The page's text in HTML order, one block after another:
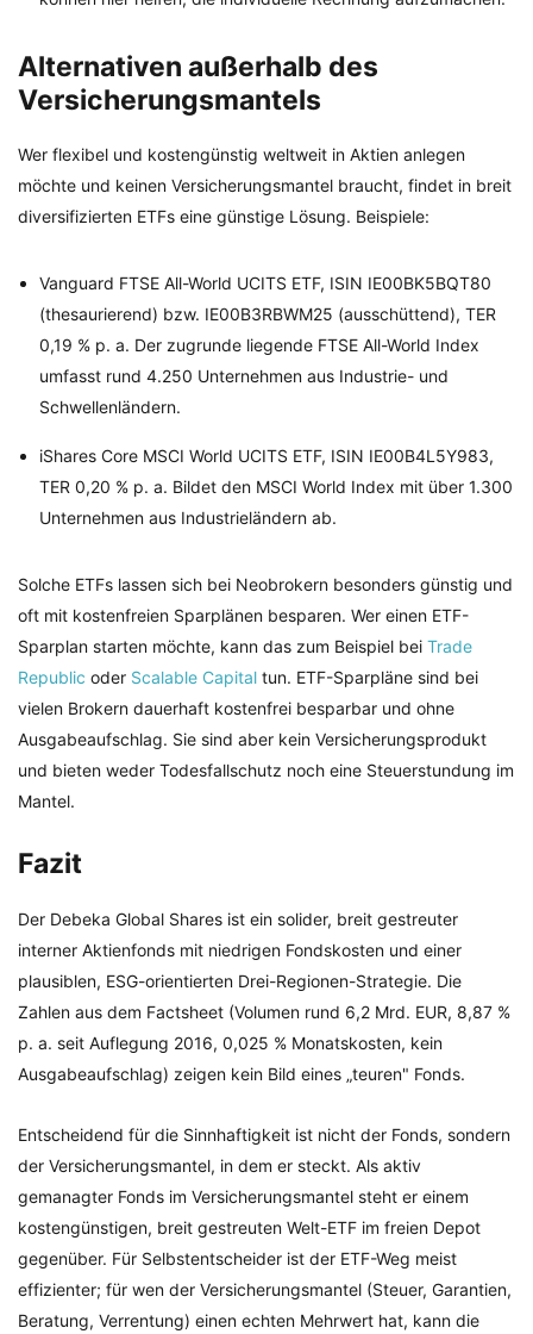
Alternativen außerhalb des
Versicherungsmantels
Wer flexibel und kostengünstig weltweit in Aktien anlegen
möchte und keinen Versicherungsmantel braucht, findet in breit
diversifizierten ETFs eine günstige Lösung. Beispiele:
Vanguard FTSE All-World UCITS ETF, ISIN IE00BK5BQT80
(thesaurierend) bzw. IE00B3RBWM25 (ausschüttend), TER
0,19 % p. a. Der zugrunde liegende FTSE All-World Index
umfasst rund 4.250 Unternehmen aus Industrie- und
Schwellenländern.
iShares Core MSCI World UCITS ETF, ISIN IE00B4L5Y983,
TER 0,20 % p. a. Bildet den MSCI World Index mit über 1.300
Unternehmen aus Industrieländern ab.
Solche ETFs lassen sich bei Neobrokern besonders günstig und
oft mit kostenfreien Sparplänen besparen. Wer einen ETF-
Sparplan starten möchte, kann das zum Beispiel bei Trade
Republic oder Scalable Capital tun. ETF-Sparpläne sind bei
vielen Brokern dauerhaft kostenfrei besparbar und ohne
Ausgabeaufschlag. Sie sind aber kein Versicherungsprodukt
und bieten weder Todesfallschutz noch eine Steuerstundung im
Mantel.
Fazit
Der Debeka Global Shares ist ein solider, breit gestreuter
interner Aktienfonds mit niedrigen Fondskosten und einer
plausiblen, ESG-orientierten Drei-Regionen-Strategie. Die
Zahlen aus dem Factsheet (Volumen rund 6,2 Mrd. EUR, 8,87 %
p. a. seit Auflegung 2016, 0,025 % Monatskosten, kein
Ausgabeaufschlag) zeigen kein Bild eines „teuren" Fonds.
Entscheidend für die Sinnhaftigkeit ist nicht der Fonds, sondern
der Versicherungsmantel, in dem er steckt. Als aktiv
gemanagter Fonds im Versicherungsmantel steht er einem
kostengünstigen, breit gestreuten Welt-ETF im freien Depot
gegenüber. Für Selbstentscheider ist der ETF-Weg meist
effizienter; für wen der Versicherungsmantel (Steuer, Garantien,
Beratung, Verrentung) einen echten Mehrwert hat, kann die